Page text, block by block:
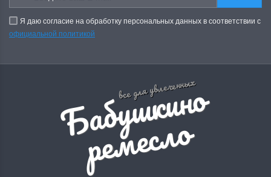
Я даю согласие на обработку персональных данных в соответствии с
официальной политикой
все для увлеченных
Б
а
б
у
ш
к
и
н
о
р
е
м
е
с
л
о